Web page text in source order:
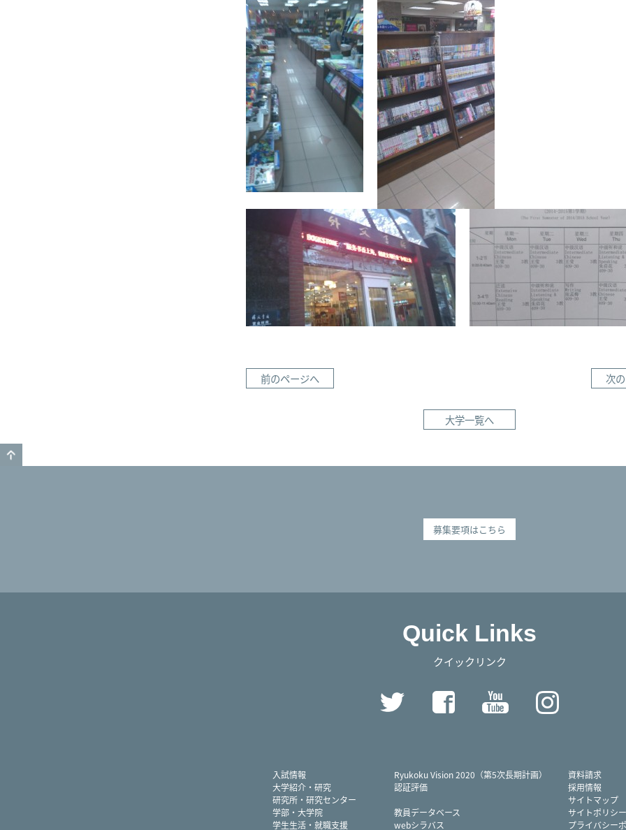
前のページへ 次
大学一覧へ
募集要項はこちら
Quick Links
クイックリンク
Twitter FacebookYouTube
入試情報
大学紹介・研究
研究所・研究センター
学部・大学院
学生生活・就職支援
Ryukoku Vision 2020（第5次長期計画）
認証評価
教員データベース
webシラバス
資料請求
採用情報
サイトマップ
サイトポリシー
プライバシー